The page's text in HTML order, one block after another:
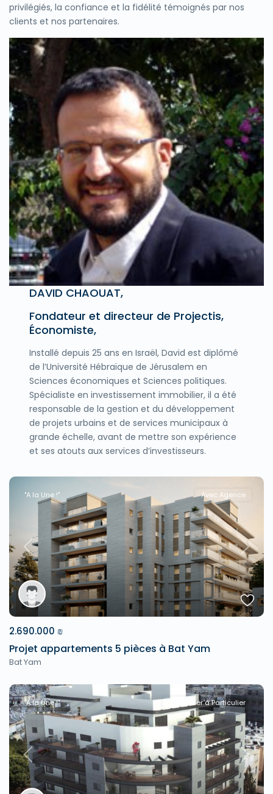
privilégiés, la confiance et la fidélité témoignés par nos
clients et nos partenaires.
DAVID CHAOUAT,
Fondateur et directeur de Projectis,
Économiste,
Installé depuis 25 ans en Israël, David est diplômé
de l’Université Hébraïque de Jérusalem en
Sciences économiques et Sciences politiques.
Spécialiste en investissement immobilier, il a été
responsable de la gestion et du développement
de projets urbains et de services municipaux à
grande échelle, avant de mettre son expérience
et ses atouts aux services d’investisseurs.
Previous Next
"A la Une !" Avec Agence
2.690.000 ₪
Projet appartements 5 pièces à Bat Yam
Bat Yam
Previous Next
"A la Une !" Particulier à Particulier